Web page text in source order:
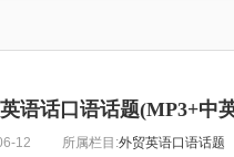
语话口语话题(MP3+中
12 所属栏目:外贸英语口语话题